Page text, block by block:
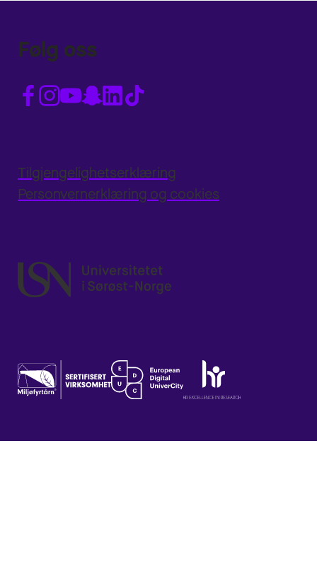
Følg oss
Tilgjengelighetserklæring
Personvernerklæring og cookies